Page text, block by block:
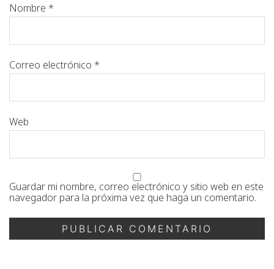
Nombre *
Correo electrónico *
Web
Guardar mi nombre, correo electrónico y sitio web en este
navegador para la próxima vez que haga un comentario.